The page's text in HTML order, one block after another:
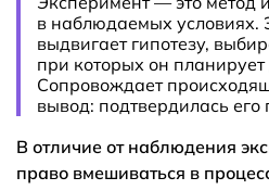
в наблюдаемых условиях.
выдвигает гипотезу,
при которых он планирует
Сопровождает
вывод: подтвердилась его
В отличие от наблюдения
право вмешиваться в